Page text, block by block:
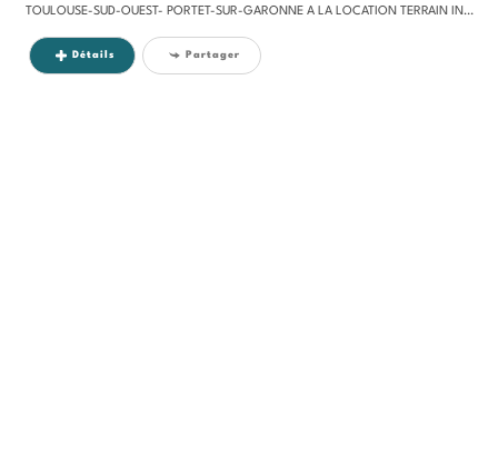
TOULOUSE-SUD-OUEST- PORTET-SUR-GARONNE A LA LOCATION TERRAIN INDUSTRIEL 20 000 M².Terrain industriel de 20 000 m², situé...
Détails Partager